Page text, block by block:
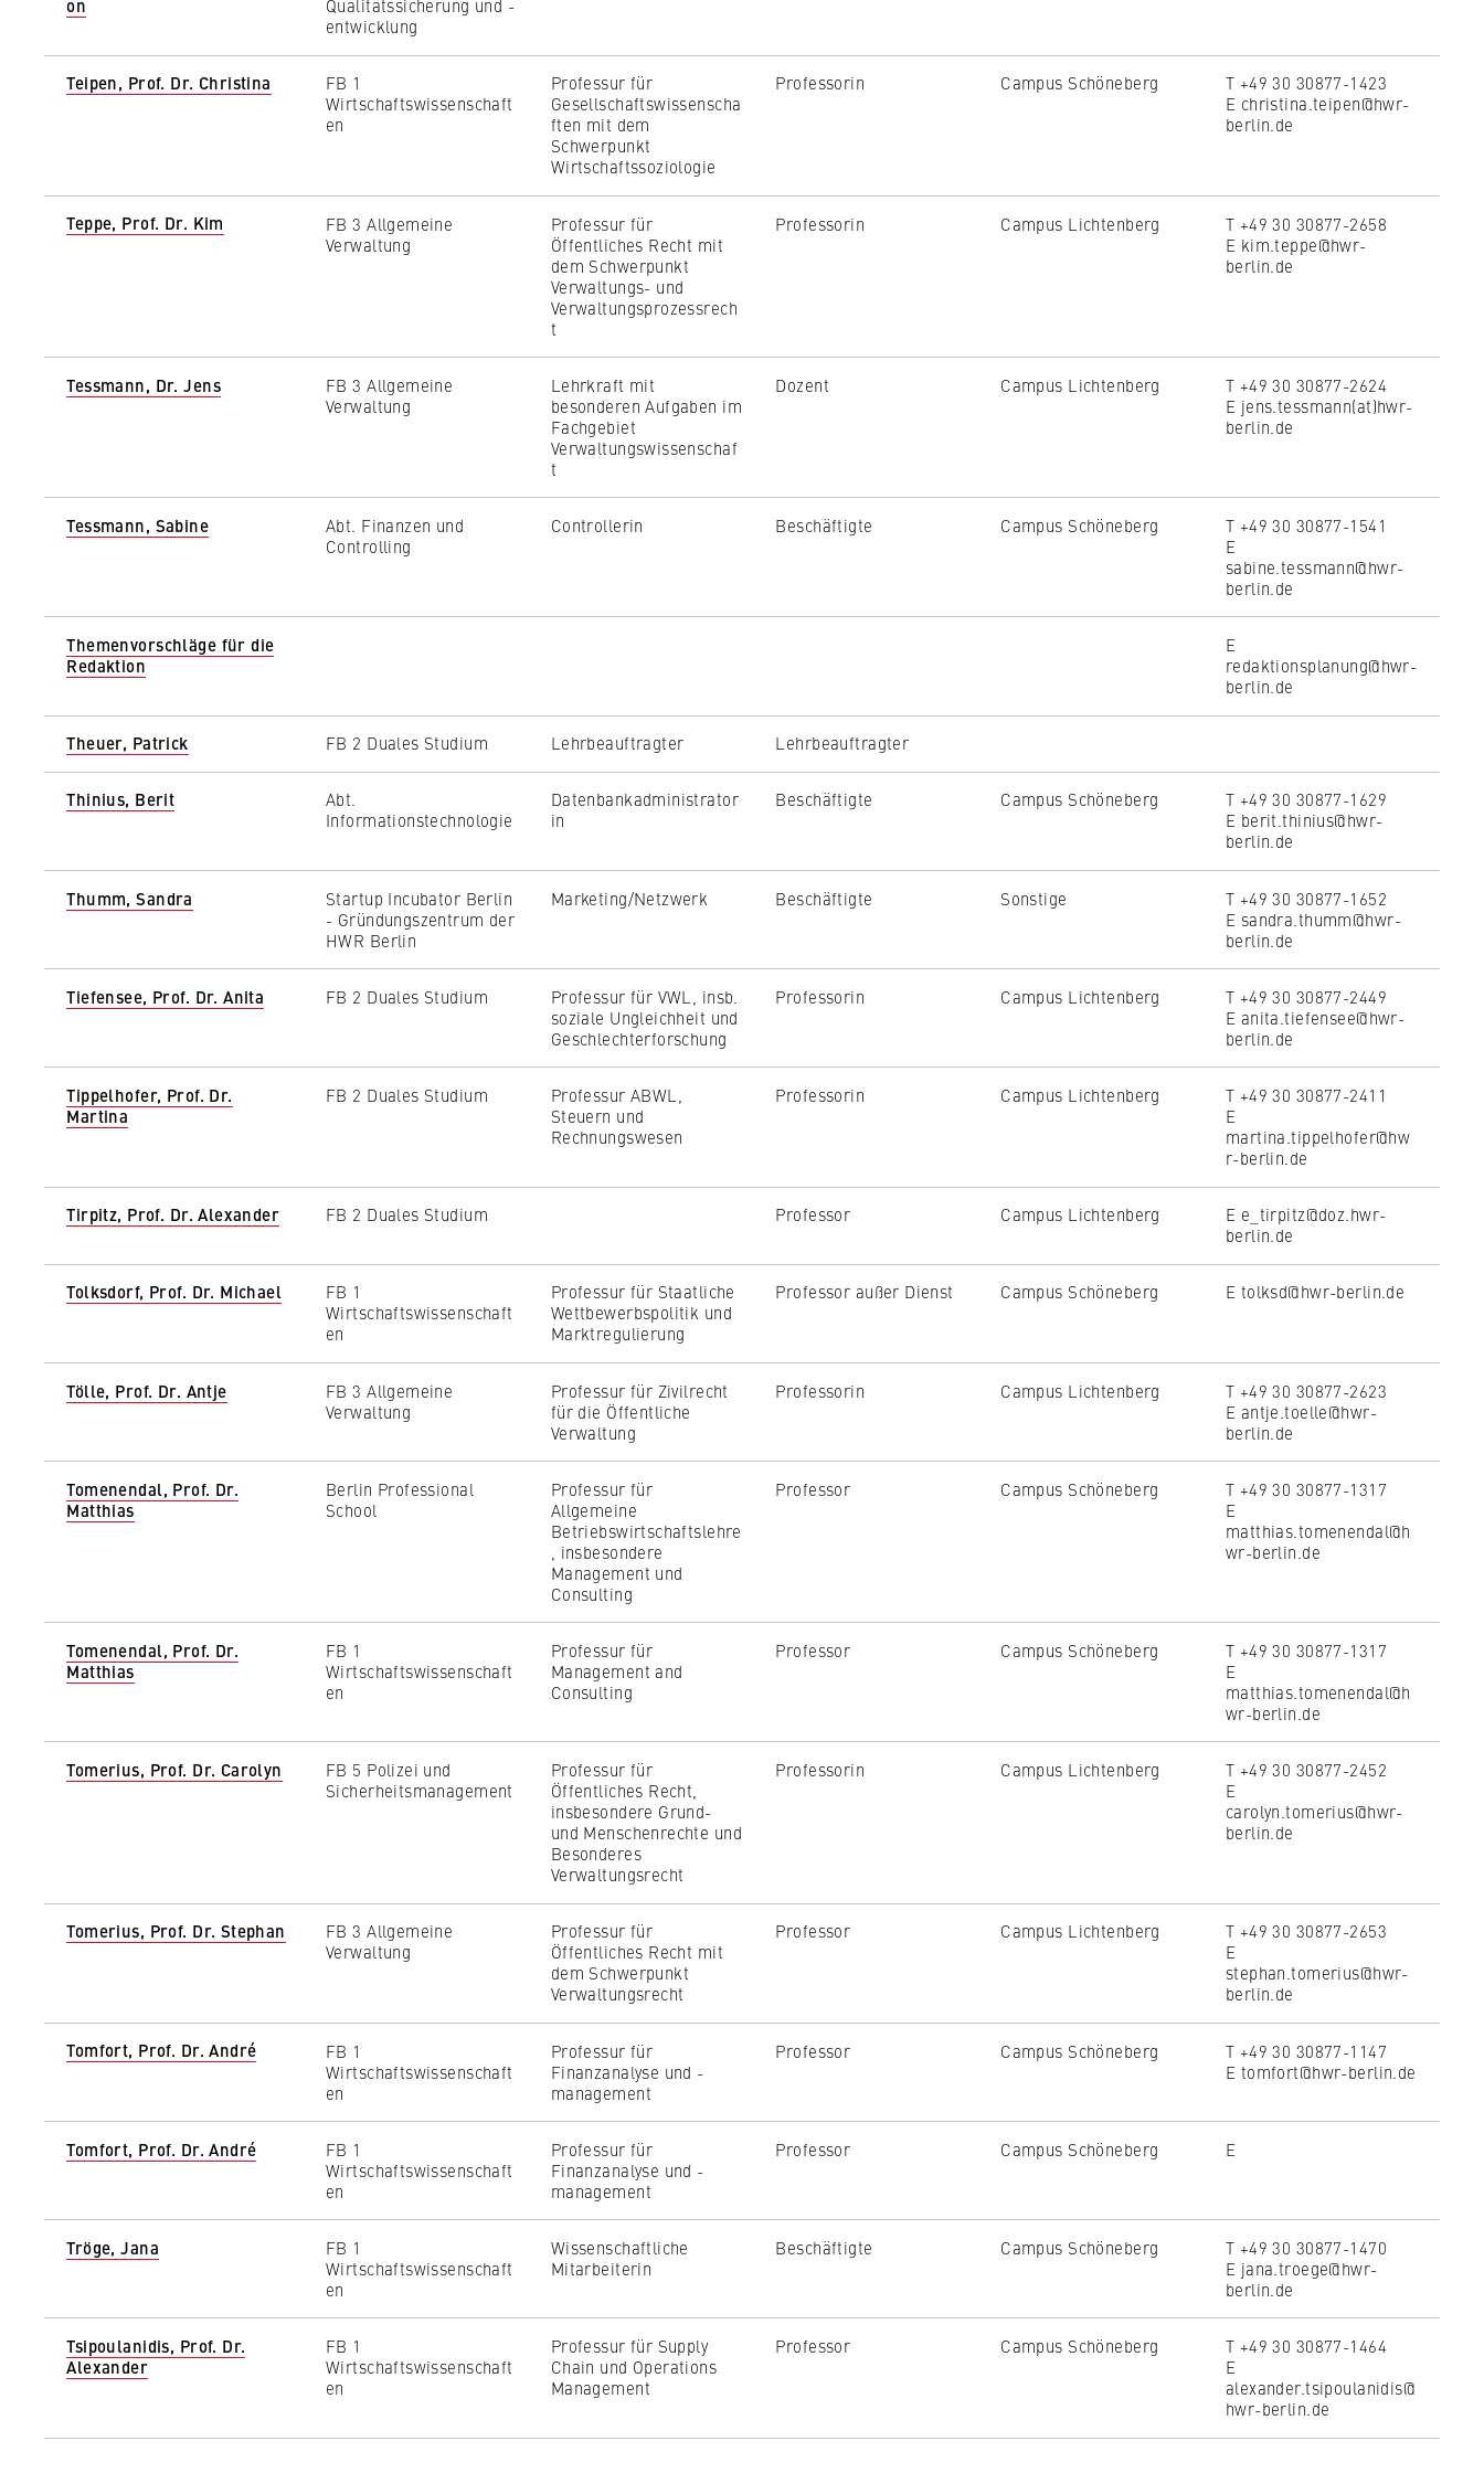
n
o
s
a
w
on
Qualitätssicherung und -
entwicklung
Teipen, Prof. Dr. Christina
FB 1
Wirtschaftswissenschaft
en
Professur für
Gesellschaftswissenscha
ften mit dem
Schwerpunkt
Wirtschaftssoziologie
Professorin Campus Schöneberg
T +49 30 30877-1423
E christina.teipen@hwr-
berlin.de
Teppe, Prof. Dr. Kim
FB 3 Allgemeine
Verwaltung
Professur für
Öffentliches Recht mit
dem Schwerpunkt
Verwaltungs- und
Verwaltungsprozessrech
t
Professorin Campus Lichtenberg
T +49 30 30877-2658
E kim.teppe@hwr-
berlin.de
Tessmann, Dr. Jens
FB 3 Allgemeine
Verwaltung
Lehrkraft mit
besonderen Aufgaben im
Fachgebiet
Verwaltungswissenschaf
t
Dozent Campus Lichtenberg
T +49 30 30877-2624
E jens.tessmann(at)hwr-
berlin.de
Tessmann, Sabine
Abt. Finanzen und
Controlling
Controllerin Beschäftigte Campus Schöneberg
T +49 30 30877-1541
E
sabine.tessmann@hwr-
berlin.de
Themenvorschläge für die
Redaktion
E
redaktionsplanung@hwr-
berlin.de
Theuer, Patrick FB 2 Duales Studium Lehrbeauftragter Lehrbeauftragter
Thinius, Berit
Abt.
Informationstechnologie
Datenbankadministrator
in
Beschäftigte Campus Schöneberg
T +49 30 30877-1629
E berit.thinius@hwr-
berlin.de
Thumm, Sandra
Startup Incubator Berlin
- Gründungszentrum der
HWR Berlin
Marketing/Netzwerk Beschäftigte Sonstige
T +49 30 30877-1652
E sandra.thumm@hwr-
berlin.de
Tiefensee, Prof. Dr. Anita FB 2 Duales Studium
Professur für VWL, insb.
soziale Ungleichheit und
Geschlechterforschung
Professorin Campus Lichtenberg
T +49 30 30877-2449
E anita.tiefensee@hwr-
berlin.de
Tippelhofer, Prof. Dr.
Martina
FB 2 Duales Studium
Professur ABWL,
Steuern und
Rechnungswesen
Professorin Campus Lichtenberg
T +49 30 30877-2411
E
martina.tippelhofer@hw
r-berlin.de
Tirpitz, Prof. Dr. Alexander FB 2 Duales Studium Professor Campus Lichtenberg
E e_tirpitz@doz.hwr-
berlin.de
Tolksdorf, Prof. Dr. Michael
FB 1
Wirtschaftswissenschaft
en
Professur für Staatliche
Wettbewerbspolitik und
Marktregulierung
Professor außer Dienst Campus Schöneberg E tolksd@hwr-berlin.de
Tölle, Prof. Dr. Antje
FB 3 Allgemeine
Verwaltung
Professur für Zivilrecht
für die Öffentliche
Verwaltung
Professorin Campus Lichtenberg
T +49 30 30877-2623
E antje.toelle@hwr-
berlin.de
Tomenendal, Prof. Dr.
Matthias
Berlin Professional
School
Professur für
Allgemeine
Betriebswirtschaftslehre
, insbesondere
Management und
Consulting
Professor Campus Schöneberg
T +49 30 30877-1317
E
matthias.tomenendal@h
wr-berlin.de
Tomenendal, Prof. Dr.
Matthias
FB 1
Wirtschaftswissenschaft
en
Professur für
Management and
Consulting
Professor Campus Schöneberg
T +49 30 30877-1317
E
matthias.tomenendal@h
wr-berlin.de
Tomerius, Prof. Dr. Carolyn
FB 5 Polizei und
Sicherheitsmanagement
Professur für
Öffentliches Recht,
insbesondere Grund-
und Menschenrechte und
Besonderes
Verwaltungsrecht
Professorin Campus Lichtenberg
T +49 30 30877-2452
E
carolyn.tomerius@hwr-
berlin.de
Tomerius, Prof. Dr. Stephan
FB 3 Allgemeine
Verwaltung
Professur für
Öffentliches Recht mit
dem Schwerpunkt
Verwaltungsrecht
Professor Campus Lichtenberg
T +49 30 30877-2653
E
stephan.tomerius@hwr-
berlin.de
Tomfort, Prof. Dr. André
FB 1
Wirtschaftswissenschaft
en
Professur für
Finanzanalyse und -
management
Professor Campus Schöneberg
T +49 30 30877-1147
E tomfort@hwr-berlin.de
Tomfort, Prof. Dr. André
FB 1
Wirtschaftswissenschaft
en
Professur für
Finanzanalyse und -
management
Professor Campus Schöneberg E
Tröge, Jana
FB 1
Wirtschaftswissenschaft
en
Wissenschaftliche
Mitarbeiterin
Beschäftigte Campus Schöneberg
T +49 30 30877-1470
E jana.troege@hwr-
berlin.de
Tsipoulanidis, Prof. Dr.
Alexander
FB 1
Wirtschaftswissenschaft
en
Professur für Supply
Chain und Operations
Management
Professor Campus Schöneberg
T +49 30 30877-1464
E
alexander.tsipoulanidis@
hwr-berlin.de
_pk_id, _pk_ses, _pk_ref
Provider: Matomo
This allows us to anonymously analyze your user behavior on our website in order to
continuously improve our services. To do this, we use cookies that help us understand
which pages are visited most frequently.